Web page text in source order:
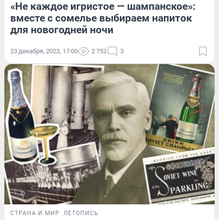
«Не каждое игристое — шампанское»:
вместе с сомелье выбираем напиток
для новогодней ночи
23 декабря, 2023, 17:00 2 752 3
СТРАНА И МИР ЛЕТОПИСЬ